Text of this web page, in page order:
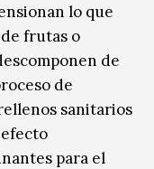
lo que
frutas o
de
de
sanitarios
para el